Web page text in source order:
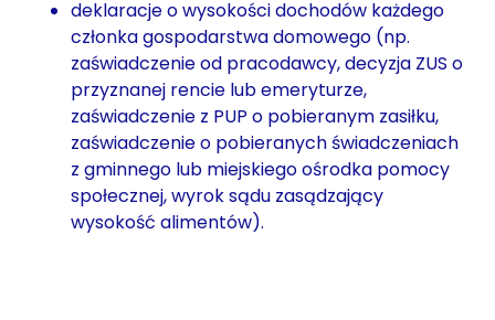
deklaracje o wysokości dochodów każdego
członka gospodarstwa domowego (np.
zaświadczenie od pracodawcy, decyzja ZUS o
przyznanej rencie lub emeryturze,
zaświadczenie z PUP o pobieranym zasiłku,
zaświadczenie o pobieranych świadczeniach
z gminnego lub miejskiego ośrodka pomocy
społecznej, wyrok sądu zasądzający
wysokość alimentów).